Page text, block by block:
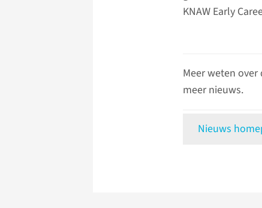
KNAW Early
Meer weten
meer nieuws.
Nieuws